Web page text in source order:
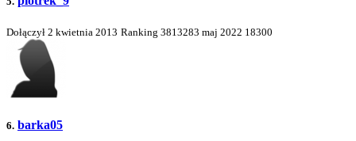
Dołączył 2 kwietnia 2013 Ranking 3813283 maj 2022 18300
6. barka05